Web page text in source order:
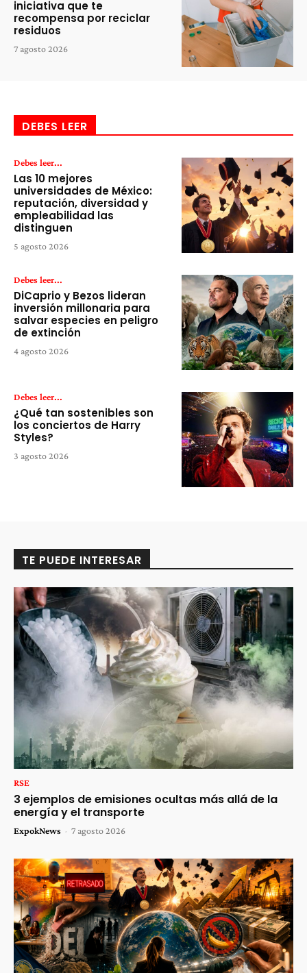
iniciativa que te
recompensa por reciclar
residuos
7 agosto 2026
DEBES LEER
Debes leer...
Las 10 mejores
universidades de México:
reputación, diversidad y
empleabilidad las
distinguen
5 agosto 2026
Debes leer...
DiCaprio y Bezos lideran
inversión millonaria para
salvar especies en peligro
de extinción
4 agosto 2026
Debes leer...
¿Qué tan sostenibles son
los conciertos de Harry
Styles?
3 agosto 2026
TE PUEDE INTERESAR
RSE
3 ejemplos de emisiones ocultas más allá de la
energía y el transporte
ExpokNews - 7 agosto 2026